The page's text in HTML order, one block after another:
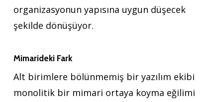
organizasyonun yapısına uygun düşecek
şekilde dönüşüyor.
Mimarideki Fark
Alt birimlere bölünmemiş bir yazılım ekibi
monolitik bir mimari ortaya koyma eğilimi